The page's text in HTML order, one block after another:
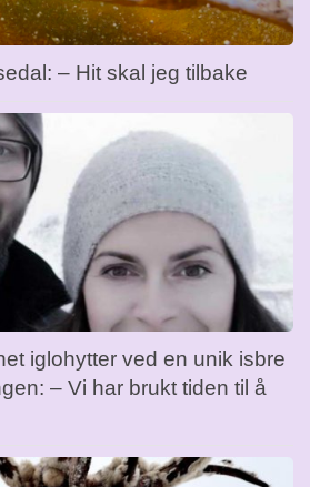
– Hit skal jeg tilbake
iglohytter ved en unik isbre
– Vi har brukt tiden til å